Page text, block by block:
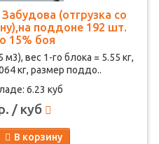
(отгрузка со
поддоне 192 шт.
15% боя
вес 1-го блока = 5.55 кг,
кг, размер поддо..
6.23 куб
/ куб
В корзину